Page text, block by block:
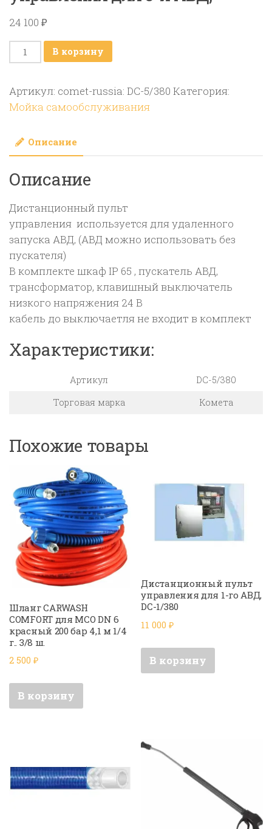
24 100 ₽
Количество
товара
пульт
управления
5-
и
АВД,
В корзину
Артикул: comet-russia: DC-5/380 Категория:
Мойка самообслуживания
Описание
Описание
Дистанционный пульт
управления используется для удаленного
запуска АВД, (АВД можно использовать без
пускателя)
В комплекте шкаф IP 65 , пускатель АВД,
трансформатор, клавишный выключатель
низкого напряжения 24 В
кабель до выключаетля не входит в комплект
Характеристики:
Артикул
DC-5/380
Торговая марка
Комета
Похожие товары
Шланг CARWASH
COMFORT для МСО DN 6
красный 200 бар 4,1 м 1/4
г.. 3/8 ш.
2 500 ₽
В корзину
Дистанционный пульт
управления для 1-го АВД,
DC-1/380
11 000₽
В корзину